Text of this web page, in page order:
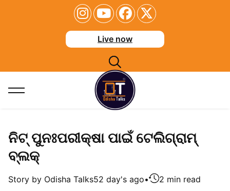
Live now
ନିଟ୍ ପୁନଃପରୀକ୍ଷା ପାଇଁ ଟେଲିଗ୍ରାମ୍
ବ୍ଲକ୍
Story by Odisha Talks52 day's ago• 2 min read